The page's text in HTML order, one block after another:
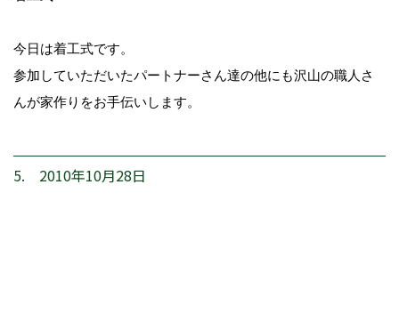
今日は着工式です。
参加していただいたパートナーさん達の他にも沢山の職人さ
んが家作りをお手伝いします。
5. 2010年10月28日